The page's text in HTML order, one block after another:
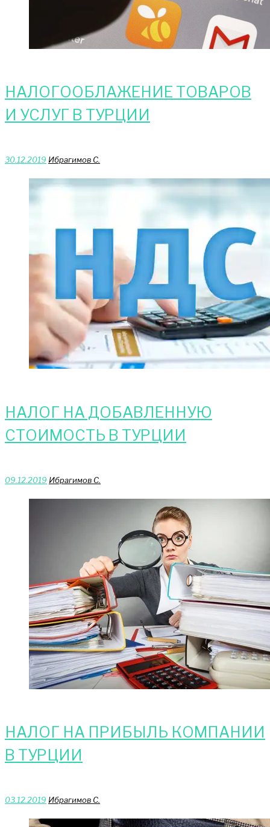
НАЛОГООБЛАЖЕНИЕ ТОВАРОВ
И УСЛУГ В ТУРЦИИ
30.12.2019 Ибрагимов С.
НАЛОГ НА ДОБАВЛЕННУЮ
СТОИМОСТЬ В ТУРЦИИ
09.12.2019 Ибрагимов С.
НАЛОГ НА ПРИБЫЛЬ КОМПАНИИ
В ТУРЦИИ
03.12.2019 Ибрагимов С.